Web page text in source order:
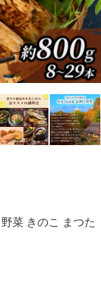
菜 きのこ まつた